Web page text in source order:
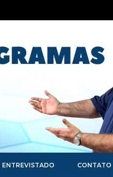
ENTREVISTADO CONTATO